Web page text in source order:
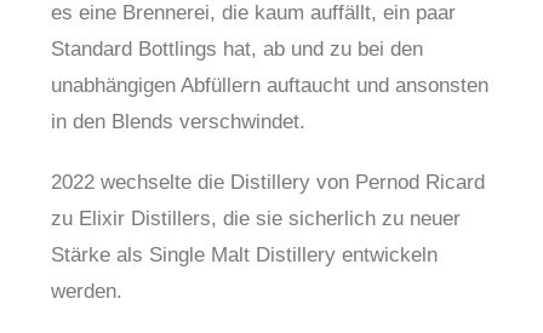
es eine Brennerei, die kaum auffällt, ein paar
Standard Bottlings hat, ab und zu bei den
unabhängigen Abfüllern auftaucht und ansonsten
in den Blends verschwindet.
2022 wechselte die Distillery von Pernod Ricard
zu Elixir Distillers, die sie sicherlich zu neuer
Stärke als Single Malt Distillery entwickeln
werden.